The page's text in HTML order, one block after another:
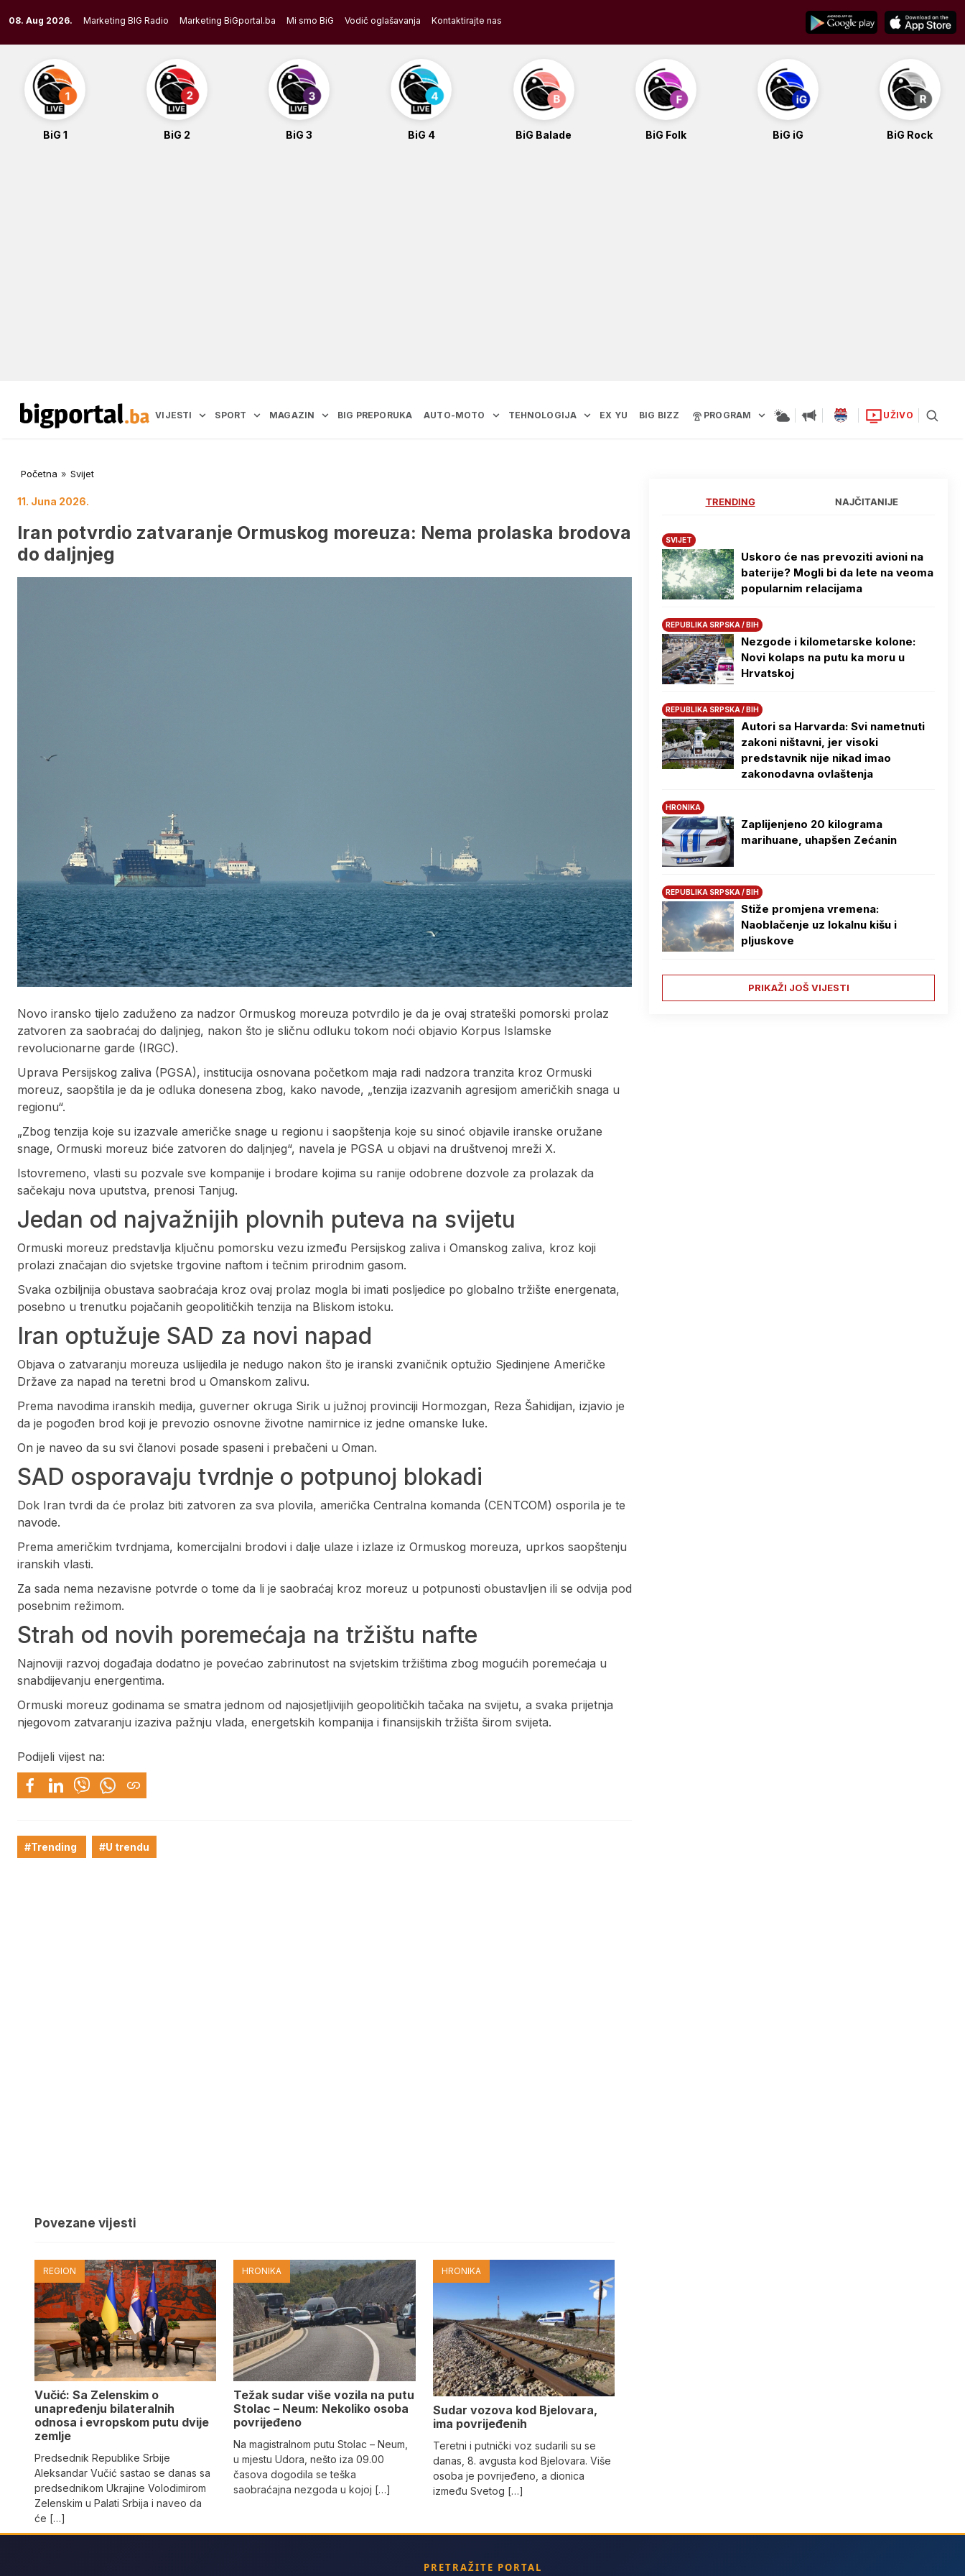
to
content
08. Aug 2026. Marketing BIG Radio Marketing BiGportal.ba Mi smo BiG Vodič oglašavanja Kontaktirajte nas
BiG 1 BiG 2 BiG 3 BiG 4 BiG Balade BiG Folk BiG iG BiG Rock
VIJESTI SPORT MAGAZIN BIG PREPORUKA AUTO-MOTO TEHNOLOGIJA EX YU BIG BIZZ PROGRAM UŽIVO
Početna » Svijet
11. Juna 2026.
Iran potvrdio zatvaranje Ormuskog moreuza: Nema prolaska brodova
do daljnjeg
Novo iransko tijelo zaduženo za nadzor Ormuskog moreuza potvrdilo je da je ovaj strateški pomorski prolaz
zatvoren za saobraćaj do daljnjeg, nakon što je sličnu odluku tokom noći objavio Korpus Islamske
revolucionarne garde (IRGC).
Uprava Persijskog zaliva (PGSA), institucija osnovana početkom maja radi nadzora tranzita kroz Ormuski
moreuz, saopštila je da je odluka donesena zbog, kako navode, „tenzija izazvanih agresijom američkih snaga u
regionu“.
„Zbog tenzija koje su izazvale američke snage u regionu i saopštenja koje su sinoć objavile iranske oružane
snage, Ormuski moreuz biće zatvoren do daljnjeg“, navela je PGSA u objavi na društvenoj mreži X.
Istovremeno, vlasti su pozvale sve kompanije i brodare kojima su ranije odobrene dozvole za prolazak da
sačekaju nova uputstva, prenosi Tanjug.
Jedan od najvažnijih plovnih puteva na svijetu
Ormuski moreuz predstavlja ključnu pomorsku vezu između Persijskog zaliva i Omanskog zaliva, kroz koji
prolazi značajan dio svjetske trgovine naftom i tečnim prirodnim gasom.
Svaka ozbiljnija obustava saobraćaja kroz ovaj prolaz mogla bi imati posljedice po globalno tržište energenata,
posebno u trenutku pojačanih geopolitičkih tenzija na Bliskom istoku.
Iran optužuje SAD za novi napad
Objava o zatvaranju moreuza uslijedila je nedugo nakon što je iranski zvaničnik optužio Sjedinjene Američke
Države za napad na teretni brod u Omanskom zalivu.
Prema navodima iranskih medija, guverner okruga Sirik u južnoj provinciji Hormozgan, Reza Šahidijan, izjavio je
da je pogođen brod koji je prevozio osnovne životne namirnice iz jedne omanske luke.
On je naveo da su svi članovi posade spaseni i prebačeni u Oman.
SAD osporavaju tvrdnje o potpunoj blokadi
Dok Iran tvrdi da će prolaz biti zatvoren za sva plovila, američka Centralna komanda (CENTCOM) osporila je te
navode.
Prema američkim tvrdnjama, komercijalni brodovi i dalje ulaze i izlaze iz Ormuskog moreuza, uprkos saopštenju
iranskih vlasti.
Za sada nema nezavisne potvrde o tome da li je saobraćaj kroz moreuz u potpunosti obustavljen ili se odvija pod
posebnim režimom.
Strah od novih poremećaja na tržištu nafte
Najnoviji razvoj događaja dodatno je povećao zabrinutost na svjetskim tržištima zbog mogućih poremećaja u
snabdijevanju energentima.
Ormuski moreuz godinama se smatra jednom od najosjetljivijih geopolitičkih tačaka na svijetu, a svaka prijetnja
njegovom zatvaranju izaziva pažnju vlada, energetskih kompanija i finansijskih tržišta širom svijeta.
Podijeli vijest na:
#Trending #U trendu
Povezane vijesti
REGION
Vučić: Sa Zelenskim o
unapređenju bilateralnih
odnosa i evropskom putu dvije
zemlje
Predsednik Republike Srbije
Aleksandar Vučić sastao se danas sa
predsednikom Ukrajine Volodimirom
Zelenskim u Palati Srbija i naveo da
će […]
HRONIKA
Težak sudar više vozila na putu
Stolac – Neum: Nekoliko osoba
povrijeđeno
Na magistralnom putu Stolac – Neum,
u mjestu Udora, nešto iza 09.00
časova dogodila se teška
saobraćajna nezgoda u kojoj […]
HRONIKA
Sudar vozova kod Bjelovara,
ima povrijeđenih
Teretni i putnički voz sudarili su se
danas, 8. avgusta kod Bjelovara. Više
osoba je povrijeđeno, a dionica
između Svetog […]
TRENDING NAJČITANIJE
SVIJET
Uskoro će nas prevoziti avioni na
baterije? Mogli bi da lete na veoma
popularnim relacijama
REPUBLIKA SRPSKA / BIH
Nezgode i kilometarske kolone:
Novi kolaps na putu ka moru u
Hrvatskoj
REPUBLIKA SRPSKA / BIH
Autori sa Harvarda: Svi nametnuti
zakoni ništavni, jer visoki
predstavnik nije nikad imao
zakonodavna ovlaštenja
HRONIKA
Zaplijenjeno 20 kilograma
marihuane, uhapšen Zećanin
REPUBLIKA SRPSKA / BIH
Stiže promjena vremena:
Naoblačenje uz lokalnu kišu i
pljuskove
PRIKAŽI JOŠ VIJESTI
PRETRAŽITE PORTAL